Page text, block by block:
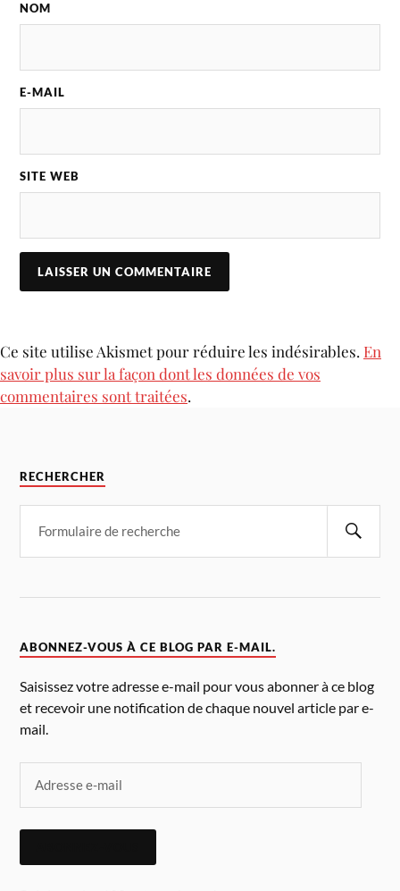
NOM
E-MAIL
SITE WEB
Ce site utilise Akismet pour réduire les indésirables. En
savoir plus sur la façon dont les données de vos
commentaires sont traitées.
RECHERCHER
ABONNEZ-VOUS À CE BLOG PAR E-MAIL.
Saisissez votre adresse e-mail pour vous abonner à ce blog
et recevoir une notification de chaque nouvel article par e-
mail.